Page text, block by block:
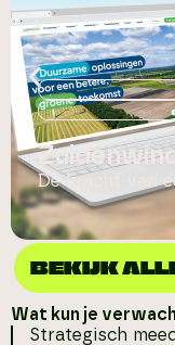
Zuidenwind
De kracht van
BEKIJK
Wat kun je
Strategisch